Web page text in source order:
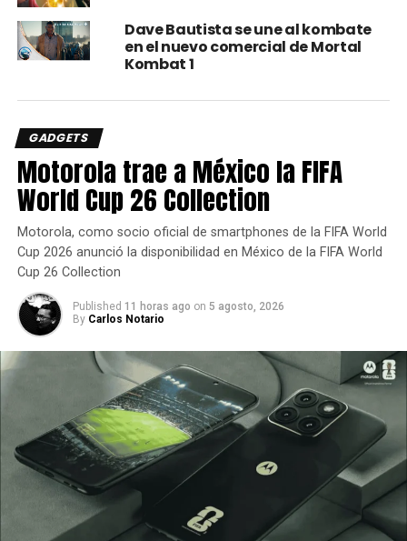
El famoso personaje de películas, series, cómics, etc.
Ahora tendrá su participación en el juego de peleas y esto
se dio a conocer porque a Warner se le filtró la noticia por
Así que ahora solamente nos queda esperar a que Warner
confirme todo esto y también que nos muestre algún
gameplay, cosa que de seguro tendremos que esperar
algunos meses para ver.
comments
Dave Bautista se une al kombate
en el nuevo comercial de Mortal
Kombat 1
GADGETS
Motorola trae a México la FIFA
World Cup 26 Collection
Motorola, como socio oficial de smartphones de la FIFA World
Cup 2026 anunció la disponibilidad en México de la FIFA World
Cup 26 Collection
Published 11 horas ago on 5 agosto, 2026
By Carlos Notario